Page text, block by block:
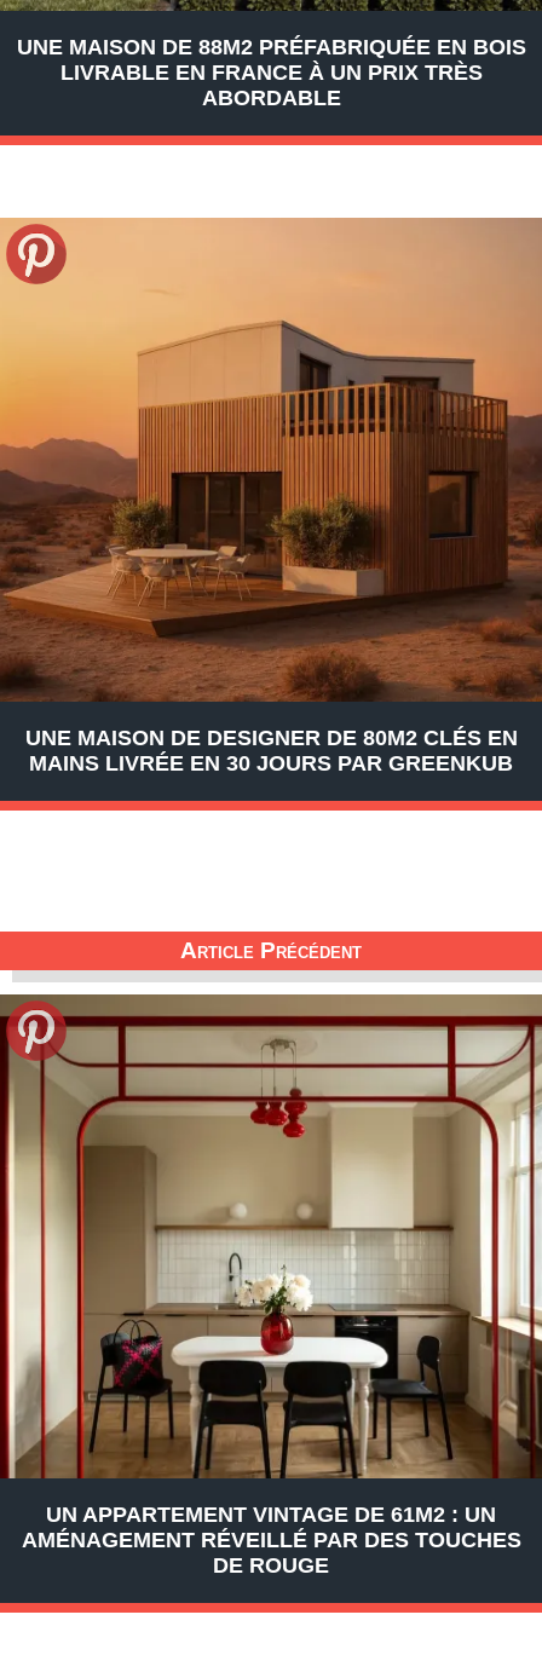
UNE MAISON DE 88M2 PRÉFABRIQUÉE EN BOIS
LIVRABLE EN FRANCE À UN PRIX TRÈS
ABORDABLE
UNE MAISON DE DESIGNER DE 80M2 CLÉS EN
MAINS LIVRÉE EN 30 JOURS PAR GREENKUB
Article Précédent
UN APPARTEMENT VINTAGE DE 61M2 : UN
AMÉNAGEMENT RÉVEILLÉ PAR DES TOUCHES
DE ROUGE